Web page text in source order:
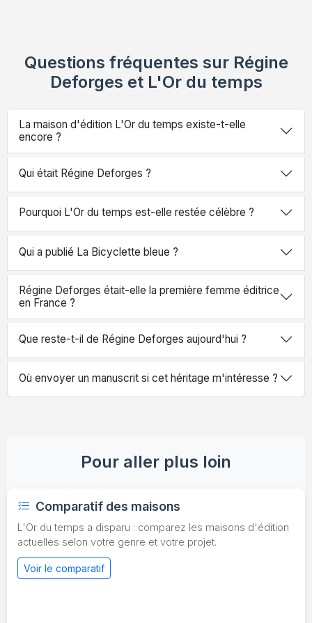
Questions fréquentes sur Régine
Deforges et L'Or du temps
La maison d'édition L'Or du temps existe-t-elle
encore ?
Qui était Régine Deforges ?
Pourquoi L'Or du temps est-elle restée célèbre ?
Qui a publié La Bicyclette bleue ?
Régine Deforges était-elle la première femme éditrice
en France ?
Que reste-t-il de Régine Deforges aujourd'hui ?
Où envoyer un manuscrit si cet héritage m'intéresse ?
Pour aller plus loin
Comparatif des maisons
L'Or du temps a disparu : comparez les maisons d'édition
actuelles selon votre genre et votre projet.
Voir le comparatif